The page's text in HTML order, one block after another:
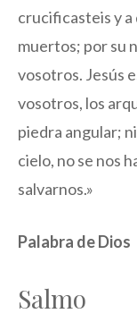
crucificasteis y
muertos; por su
vosotros. Jesús
vosotros, los
piedra angular;
cielo, no se nos
salvarnos.»
Palabra de Dios
Salmo